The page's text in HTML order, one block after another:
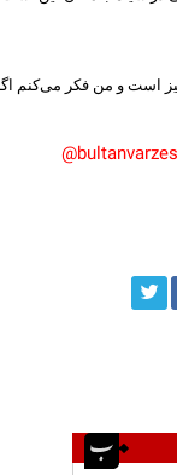
و من فکر می‌کنم اگر